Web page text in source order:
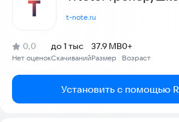
t-note.ru
Рейтинг:
0,0
(
Нет оценок
)
Скачиваний
до 1 тыс
Размер
37.9 MB
Возраст
0+
Установить с помощью